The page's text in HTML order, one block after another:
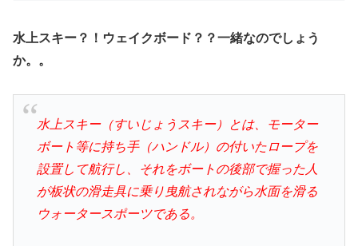
水上スキー？！ウェイクボード？？一緒なのでしょう
か。。
水上スキー（すいじょうスキー）とは、モーター
ボート等に持ち手（ハンドル）の付いたロープを
設置して航行し、それをボートの後部で握った人
が板状の滑走具に乗り曳航されながら水面を滑る
ウォータースポーツである。